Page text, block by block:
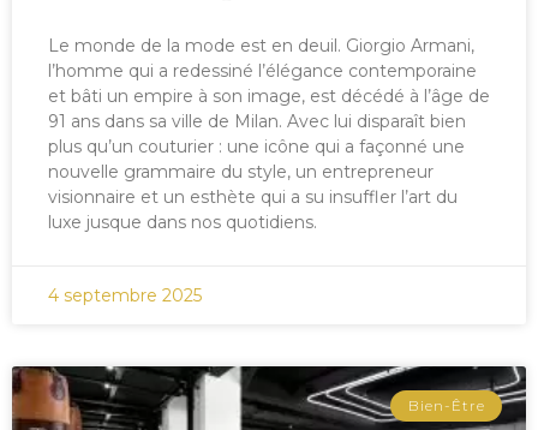
Le monde de la mode est en deuil. Giorgio Armani,
l’homme qui a redessiné l’élégance contemporaine
et bâti un empire à son image, est décédé à l’âge de
91 ans dans sa ville de Milan. Avec lui disparaît bien
plus qu’un couturier : une icône qui a façonné une
nouvelle grammaire du style, un entrepreneur
visionnaire et un esthète qui a su insuffler l’art du
luxe jusque dans nos quotidiens.
4 septembre 2025
Bien-Être